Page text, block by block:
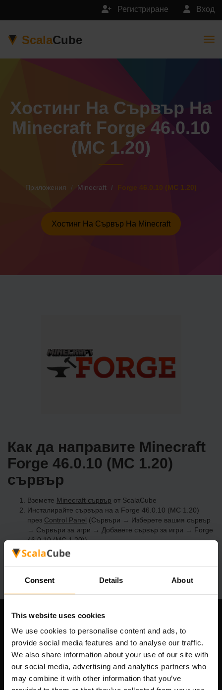
Consent Details About
This website uses cookies
We use cookies to personalise content and ads, to
provide social media features and to analyse our traffic.
We also share information about your use of our site with
our social media, advertising and analytics partners who
may combine it with other information that you’ve
Вход
Регистриране
ScalaCube
Хостинг На Сървър На
Minecraft Forge 46.0.10
(MC 1.20)
Приложения Minecraft Forge 46.0.10 (MC 1.20)
Хостинг На Сървър На Minecraft
Как да направите Minecraft
Forge 46.0.10 (MC 1.20)
сървър
Вземете Minecraft сървър от ScalaCube
Инсталирайте сървъра на a Forge 46.0.10 (MC 1.20)
през Control Panel (Сървъри → Изберете вашия сървър
→ Сървъри за игри → Добавете сървър за игри → Forge
46.0.10 (MC 1.20))
Приятна игра на сървъра!
Scalable Hosting Solutions OÜ
Регистрационен код: 14652605